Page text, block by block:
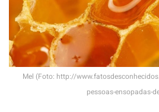
Mel (Foto: http://
pessoas-ensopadas-